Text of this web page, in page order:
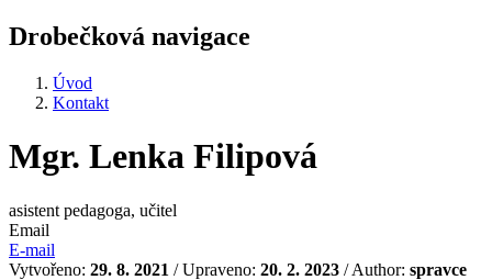
Drobečková navigace
Úvod
Kontakt
Mgr. Lenka Filipová
asistent pedagoga, učitel
Email
E-mail
Vytvořeno: 29. 8. 2021 / Upraveno: 20. 2. 2023 / Author: spravce